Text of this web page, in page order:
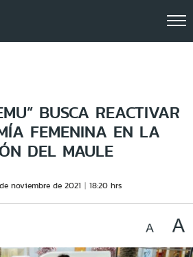
BUSCA REACTIVAR
FEMENINA EN LA
DEL MAULE
noviembre de 2021 18:20 hrs